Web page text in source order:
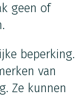
geen of
beperking.
van
Ze kunnen